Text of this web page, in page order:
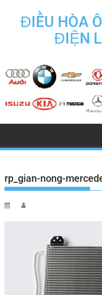
contentĐIỀU HÒA
ĐIỆN
rp_gian-nong-